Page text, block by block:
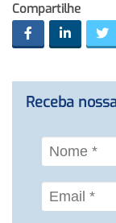
Compartilhe
Receba